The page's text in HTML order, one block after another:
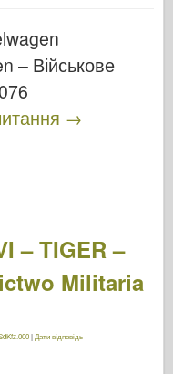
– Військове
→
– TIGER –
Militaria
| Дати відповідь